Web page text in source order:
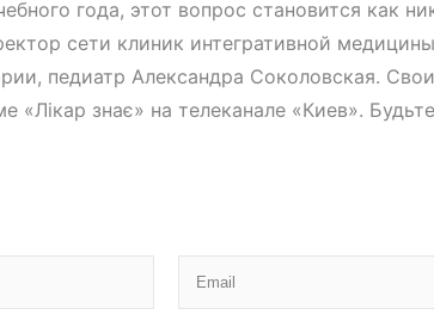
года, этот вопрос становится как
сети клиник интегративной
педиатр Александра Соколовская.
знає» на телеканале «Киев».